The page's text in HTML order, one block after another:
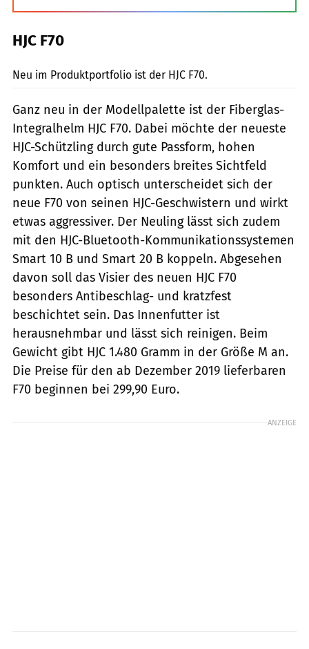
HJC F70
Neu im Produktportfolio ist der HJC F70.
Ganz neu in der Modellpalette ist der Fiberglas-
Integralhelm HJC F70. Dabei möchte der neueste
HJC-Schützling durch gute Passform, hohen
Komfort und ein besonders breites Sichtfeld
punkten. Auch optisch unterscheidet sich der
neue F70 von seinen HJC-Geschwistern und wirkt
etwas aggressiver. Der Neuling lässt sich zudem
mit den HJC-Bluetooth-Kommunikationssystemen
Smart 10 B und Smart 20 B koppeln. Abgesehen
davon soll das Visier des neuen HJC F70
besonders Antibeschlag- und kratzfest
beschichtet sein. Das Innenfutter ist
herausnehmbar und lässt sich reinigen. Beim
Gewicht gibt HJC 1.480 Gramm in der Größe M an.
Die Preise für den ab Dezember 2019 lieferbaren
F70 beginnen bei 299,90 Euro.
ANZEIGE